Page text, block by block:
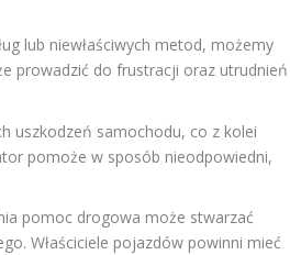
lub niewłaściwych metod, możemy
prowadzić do frustracji oraz utrudnień
uszkodzeń samochodu, co z kolei
pomoże w sposób nieodpowiedni,
pomoc drogowa może stwarzać
Właściciele pojazdów powinni mieć